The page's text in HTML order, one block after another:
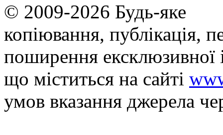
© 2009-2026 Будь-яке
копiювання, публiкацiя,
поширення
що мiститься на сайті
умов вказання джерела